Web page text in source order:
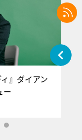
』ダイアン
ビュー